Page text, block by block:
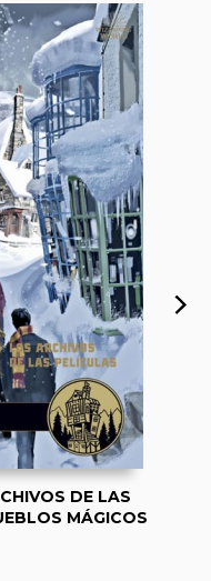
DE LAS
MÁGICOS